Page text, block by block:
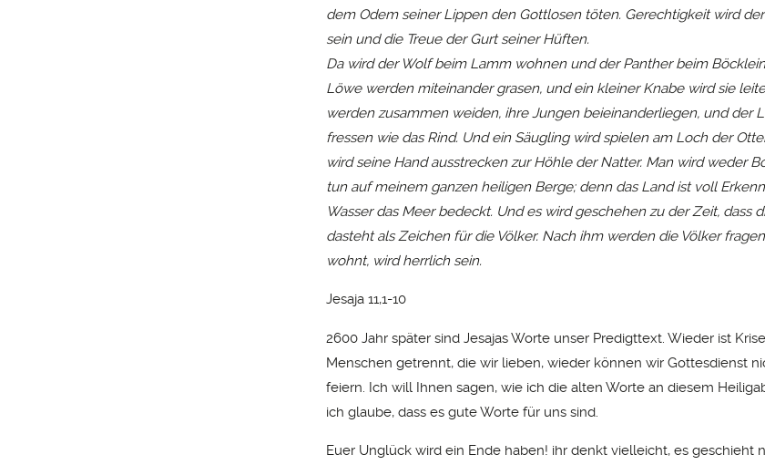
dem Odem seiner Lippen den Gottlosen töten. Gerechtigkeit wird
sein und die Treue der Gurt seiner Hüften.
Da wird der Wolf beim Lamm wohnen und der Panther beim
Löwe werden miteinander grasen, und ein kleiner Knabe wird sie
werden zusammen weiden, ihre Jungen beieinanderliegen, und der
fressen wie das Rind. Und ein Säugling wird spielen am Loch der
wird seine Hand ausstrecken zur Höhle der Natter. Man wird weder
tun auf meinem ganzen heiligen Berge; denn das Land ist voll
Wasser das Meer bedeckt. Und es wird geschehen zu der Zeit, dass
dasteht als Zeichen für die Völker. Nach ihm werden die Völker
wohnt, wird herrlich sein.
Jesaja 11,1-10
2600 Jahr später sind Jesajas Worte unser Predigttext. Wieder ist
Menschen getrennt, die wir lieben, wieder können wir Gottesdienst
feiern. Ich will Ihnen sagen, wie ich die alten Worte an diesem
ich glaube, dass es gute Worte für uns sind.
Euer Unglück wird ein Ende haben! ihr denkt vielleicht, es geschieht